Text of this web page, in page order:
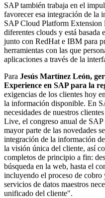
SAP también trabaja en el
favorecer esa integración de la
SAP Cloud Platform Extension
diferentes clouds y está
junto con RedHat e IBM para
herramientas con las que
aplicaciones a través de la
Para Jesús Martínez León,
Experience en SAP para la
exigencias de los clientes hoy
la información disponible. En
necesidades de nuestros
Live, el congreso anual de
mayor parte de las novedades
integración de la información
la visión única del cliente, así
completos de principio a fin:
búsqueda en la web, hasta el
incluyendo el proceso de
servicios de datos maestros
unificado del cliente".